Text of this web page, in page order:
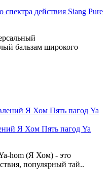
действия Siang Pure
бальзам широкого
Я Хом Пять пагод Ya
hom (Я Хом) - это
популярный тай..